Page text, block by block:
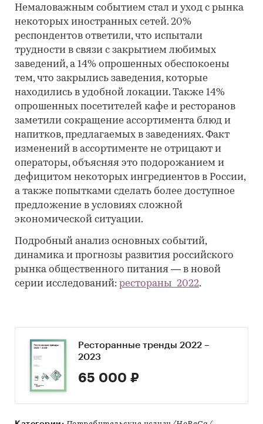
Немаловажным событием стал и уход с рынка
некоторых иностранных сетей. 20%
респондентов ответили, что испытали
трудности в связи с закрытием любимых
заведений, а 14% опрошенных обеспокоены
тем, что закрылись заведения, которые
находились в удобной локации. Также 14%
опрошенных посетителей кафе и ресторанов
заметили сокращение ассортимента блюд и
напитков, предлагаемых в заведениях. Факт
изменений в ассортименте не отрицают и
операторы, объясняя это подорожанием и
дефицитом некоторых ингредиентов в России,
а также попытками сделать более доступное
предложение в условиях сложной
экономической ситуации.
Подробный анализ основных событий,
динамика и прогнозы развития российского
рынка общественного питания ― в новой
серии исследований: рестораны_2022.
Ресторанные тренды 2022 –
2023
65 000 ₽